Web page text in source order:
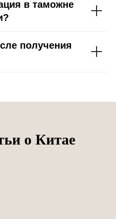
в таможне
получения
о Китае